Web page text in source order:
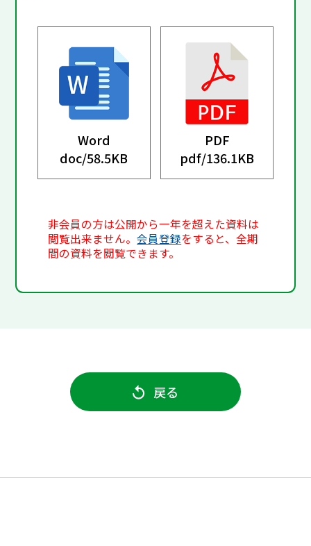
Word
doc/58.5KB
PDF
pdf/136.1KB
非会員の方は公開から一年を超えた資料は
閲覧出来ません。会員登録をすると、全期
間の資料を閲覧できます。
戻る